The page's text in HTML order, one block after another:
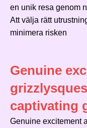
en unik resa genom
Att välja rätt
minimera risken
Genuine
captivating
Genuine excitement